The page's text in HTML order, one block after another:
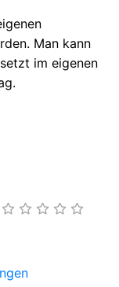
Man kann
im eigenen